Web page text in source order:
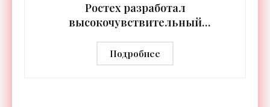
Ростех разработал
высокочувствительный
дальностью распознавания до 2 км
- «Гаджеты»
Подробнее